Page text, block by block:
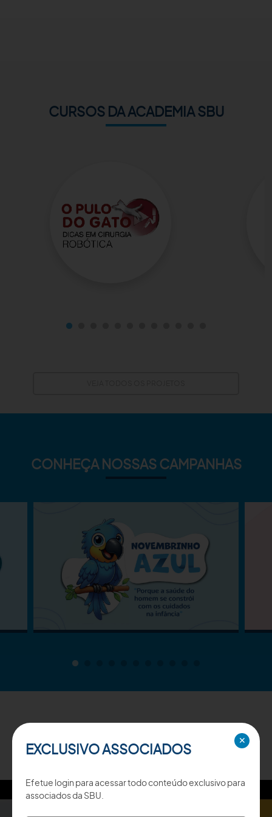
CURSOS DA ACADEMIA SBU
CONHEÇA NOSSAS CAMPANHAS
TV SBU ✕
EXCLUSIVO ASSOCIADOS
Efetue login para acessar todo conteúdo exclusivo para
associados da SBU.